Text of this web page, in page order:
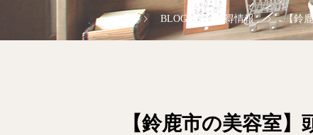
BLOG お得情報 【鈴
【鈴鹿市の美容室